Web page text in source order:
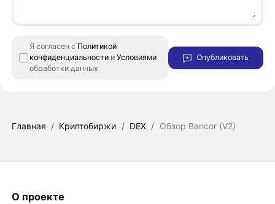
Я согласен с Политикой
конфиденциальности иУсловиями
обработки данных
Опубликовать
Главная / Криптобиржи / DEX / Обзор Bancor (V2)
О проекте